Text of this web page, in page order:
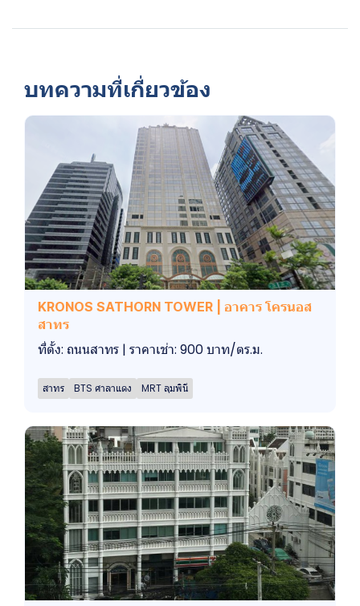
บทความที่เกี่ยวข้อง
KRONOS SATHORN TOWER | อาคาร โครนอส
สาทร
ที่ตั้ง: ถนนสาทร | ราคาเช่า: 900 บาท/ตร.ม.
สาทร BTS ศาลาแดง MRT ลุมพินี